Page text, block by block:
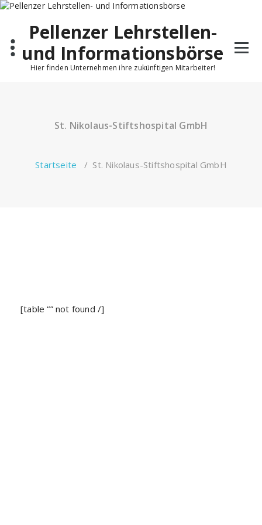
Pellenzer Lehrstellen-
und Informationsbörse
Hier finden Unternehmen ihre zukünftigen Mitarbeiter!
St. Nikolaus-Stiftshospital GmbH
Startseite / St. Nikolaus-Stiftshospital GmbH
[table “” not found /]